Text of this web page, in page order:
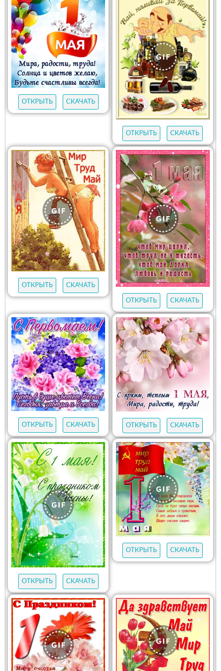
ОТКРЫТЬ СКАЧАТЬ
ОТКРЫТЬ СКАЧАТЬ
ОТКРЫТЬ СКАЧАТЬ
ОТКРЫТЬ СКАЧАТЬ
ОТКРЫТЬ СКАЧАТЬ ОТКРЫТЬ СКАЧАТЬ
ОТКРЫТЬ СКАЧАТЬ
ОТКРЫТЬ СКАЧАТЬ